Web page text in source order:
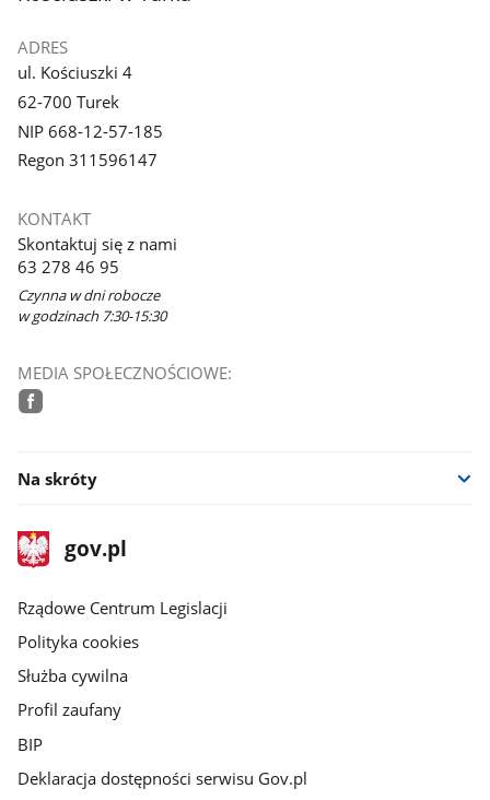
ADRES
ul. Kościuszki 4
62-700 Turek
NIP 668-12-57-185
Regon 311596147
KONTAKT
Skontaktuj się z nami
63 278 46 95
Czynna w dni robocze
w godzinach 7:30-15:30
MEDIA SPOŁECZNOŚCIOWE:
Na skróty
stopka
gov.plStrona
gov.pl
Rządowe Centrum Legislacji
Polityka cookies
Służba cywilna
Profil zaufany
BIP
Deklaracja dostępności serwisu Gov.pl